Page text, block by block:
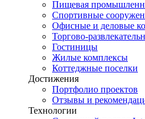
Пищевая
Спортивные
Офисные и деловые
Торгово-
Гостиницы
Жилые комплексы
Коттеджные поселки
Достижения
Портфолио проектов
Отзывы и
Технологии